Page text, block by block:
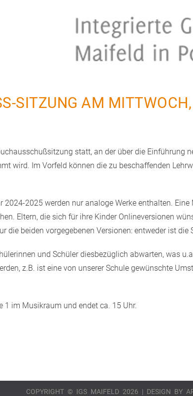
SITZUNG AM
statt, an der über die Einführung
wird. Im Vorfeld können die zu beschaffenden
2024-2025 werden nur analoge Werke enthalten.
Eltern, die sich für ihre Kinder Onlineversionen
die beiden vorgegebenen Versionen: entweder ist
und Schüler diesbezüglich abwarten, was
z.B. ist eine von unserer Schule gewünschte
1 im Musikraum und endet ca. 15 Uhr.
COPYRIGHT © IGS MAIFELD 2026 | DESIGN BY